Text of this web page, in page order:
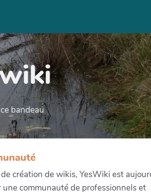
bandeau
création de wikis, YesWiki est
communauté de professionnels et